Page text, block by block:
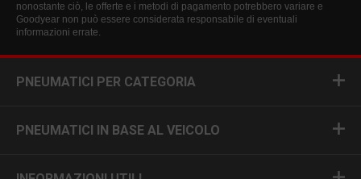
nonostante ciò, le offerte e i metodi di pagamento potrebbero variare e
Goodyear non può essere considerata responsabile di eventuali
informazioni errate.
PNEUMATICI PER CATEGORIA
PNEUMATICI IN BASE AL VEICOLO